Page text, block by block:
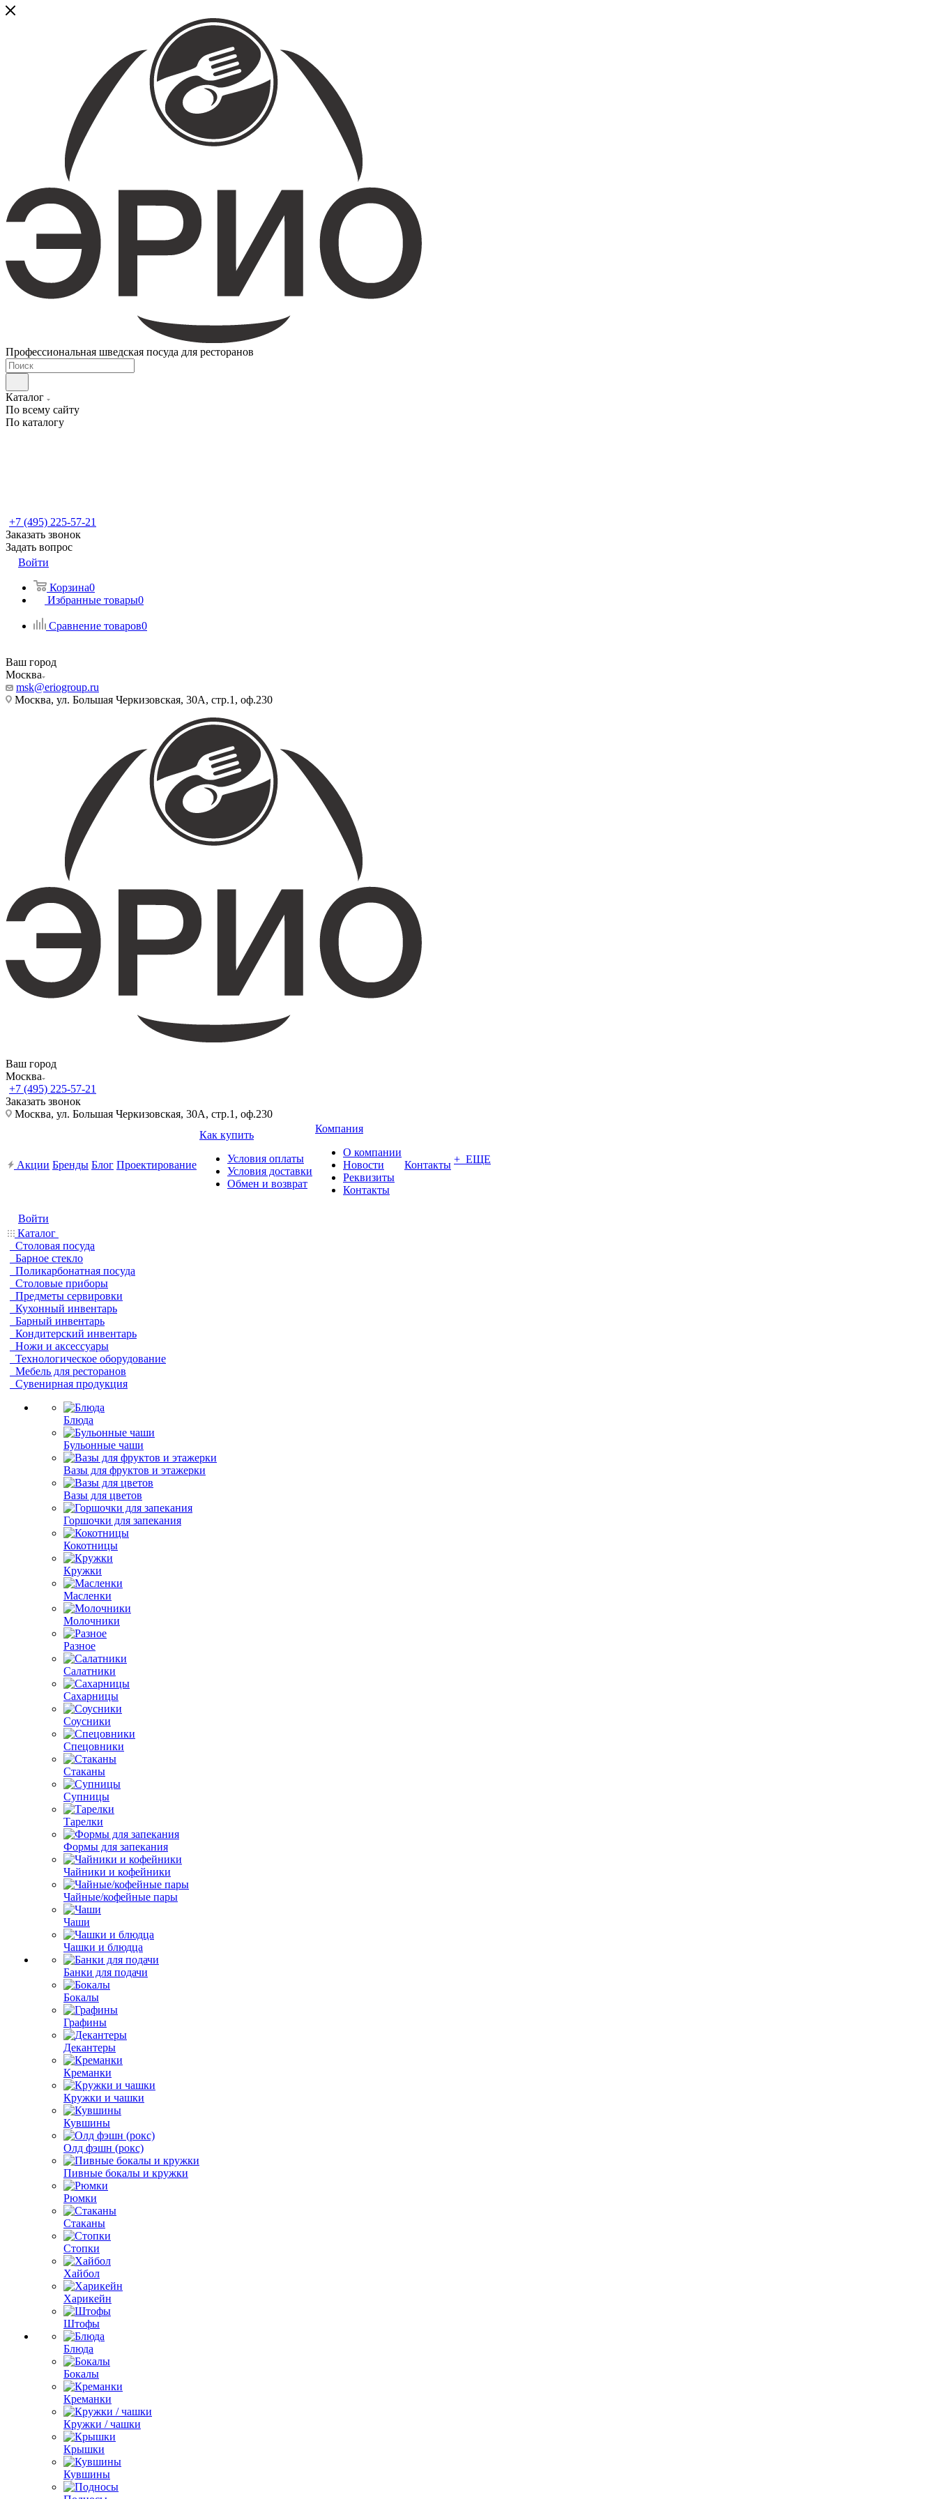
Профессиональная шведская посуда для ресторанов
Каталог
По всему сайту
По каталогу
+7 (495) 225-57-21
Заказать звонок
Задать вопрос
Войти
Корзина0
Избранные товары0
Сравнение товаров0
Ваш город
Москва
msk@eriogroup.ru
Москва, ул. Большая Черкизовская, 30А, стр.1, оф.230
Ваш город
Москва
+7 (495) 225-57-21
Заказать звонок
Москва, ул. Большая Черкизовская, 30А, стр.1, оф.230
Акции Бренды Блог Проектирование
Как купить
Условия оплаты
Условия доставки
Обмен и возврат
Компания
О компании
Новости
Реквизиты
Контакты
Контакты + ЕЩЕ
Войти
Каталог
Столовая посуда
Барное стекло
Поликарбонатная посуда
Столовые приборы
Предметы сервировки
Кухонный инвентарь
Барный инвентарь
Кондитерский инвентарь
Ножи и аксессуары
Технологическое оборудование
Мебель для ресторанов
Сувенирная продукция
Блюда
Бульонные чаши
Вазы для фруктов и этажерки
Вазы для цветов
Горшочки для запекания
Кокотницы
Кружки
Масленки
Молочники
Разное
Салатники
Сахарницы
Соусники
Спецовники
Стаканы
Супницы
Тарелки
Формы для запекания
Чайники и кофейники
Чайные/кофейные пары
Чаши
Чашки и блюдца
Банки для подачи
Бокалы
Графины
Декантеры
Креманки
Кружки и чашки
Кувшины
Олд фэшн (рокс)
Пивные бокалы и кружки
Рюмки
Стаканы
Стопки
Хайбол
Харикейн
Штофы
Блюда
Бокалы
Креманки
Кружки / чашки
Крышки
Кувшины